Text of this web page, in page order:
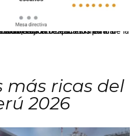
El JNE oficializó la distribución de escaños para la elección de 60 senadores y 130 diputados en las Elecciones Generales 2026, tras el restablecimiento de la Bicameralidad.
más ricas del
2026